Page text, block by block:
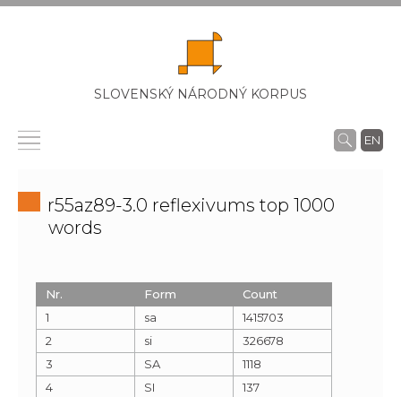
SLOVENSKÝ NÁRODNÝ KORPUS
EN
r55az89-3.0 reflexivums top 1000
words
Nr. Form
Count
1
sa
1415703
2
si
326678
3
SA
1118
4
SI
137